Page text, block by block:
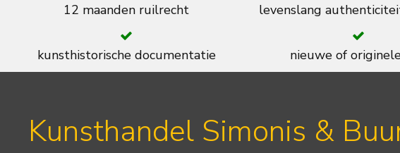
12 maanden ruilrecht levenslang
kunsthistorische documentatie nieuwe of
Kunsthandel Simonis &